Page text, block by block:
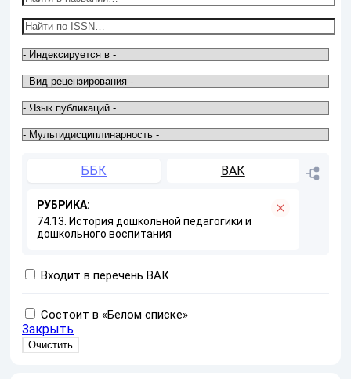
ББК ВАК
РУБРИКА:
74.13. История дошкольной педагогики и
дошкольного воспитания
Входит в перечень ВАК
Состоит в «Белом списке»
Закрыть